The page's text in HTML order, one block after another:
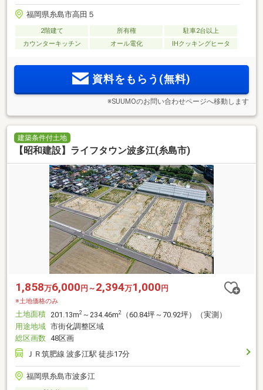
福岡県糸島市高田５
2階建て 所有権
駐車2台以上
カウンターキッチン
オール電化 IHクッキングヒータ
資料をもらう(無料)
※SUUMOのお問い合わせページへ移動します
建築条件付土地
【昭和建設】ライフタウン波多江(糸島市)
1,858万6,000円～ 2,394万1,000円
※土地価格のみ
土地面積 201.13m2 ～234.46m2
（60.84坪～70.92坪）（実測）
用途地域 市街化調整区域
総区画数 48区画
ＪＲ筑肥線 波多江駅 徒歩17分
福岡県糸島市波多江